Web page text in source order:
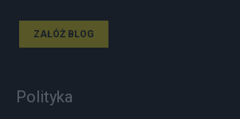
ZAŁÓŻ BLOG
Polityka